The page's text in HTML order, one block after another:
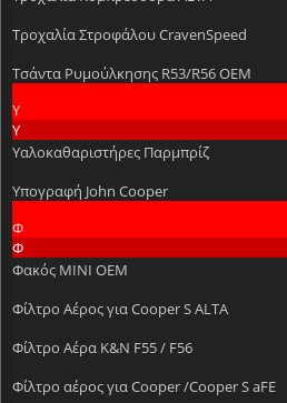
Τροχαλία Στροφάλου CravenSpeed
Τσάντα Ρυμούλκησης R53/R56 OEM
Υ
Υ
Υαλοκαθαριστήρες Παρμπρίζ
Υπογραφή John Cooper
Φ
Φ
Φακός MINI ΟΕΜ
Φίλτρο Aέρος για Cooper S ALTA
Φίλτρο Αέρα K&N F55 / F56
Φίλτρο αέρος για Cooper /Cooper S aFE